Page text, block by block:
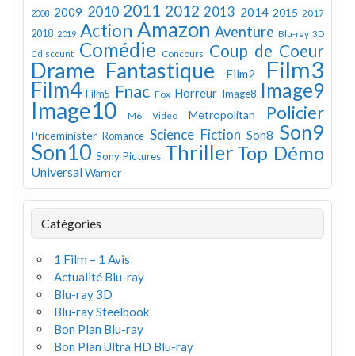
2008 2009 2010 2011 2012 2013 2014 2015 2017
2018 2019 Action Amazon Aventure Blu-ray 3D
Cdiscount Comédie Concours Coup de Coeur
Drame Fantastique Film2 Film3
Film4 Film5 Fnac Fox Horreur Image8 Image9
Image10 M6 Vidéo Metropolitan Policier
Priceminister Romance Science Fiction Son8 Son9
Son10 Sony Pictures Thriller Top Démo
UniversalWarner
Catégories
1 Film – 1 Avis
Actualité Blu-ray
Blu-ray 3D
Blu-ray Steelbook
Bon Plan Blu-ray
Bon Plan Ultra HD Blu-ray